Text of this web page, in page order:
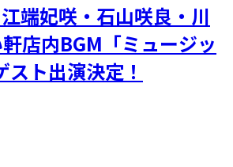
端妃咲・石山咲良・川
店内BGM「ミュージッ
ト出演決定！